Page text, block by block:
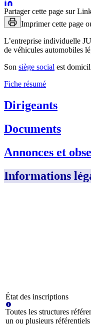
Partager cette page sur
Imprimer cette page
L’entreprise individuelle
de véhicules automobiles
Son siège social est
Fiche résumé
Dirigeants
Documents
Annonces et
Informations
État des inscriptions
Toutes les structures
un ou plusieurs